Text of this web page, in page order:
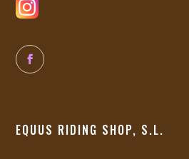
EQUUS RIDING SHOP, S.L.